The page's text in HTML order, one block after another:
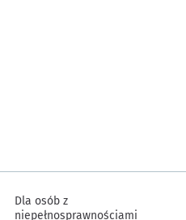
Dla osób z
niepełnosprawnościami